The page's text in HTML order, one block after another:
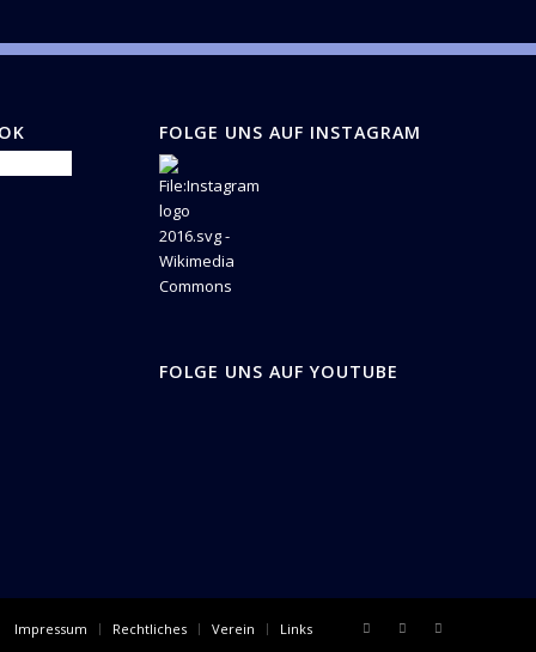
FOLGE UNS AUF INSTAGRAM
FOLGE UNS AUF YOUTUBE
Impressum Rechtliches Verein Links